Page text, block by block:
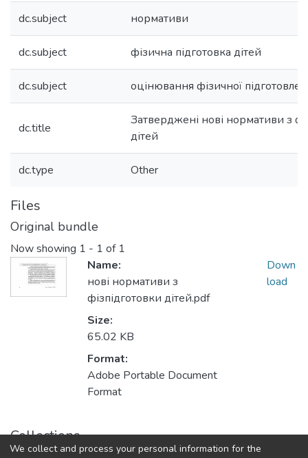
dc.subject нормативи
dc.subject фізична підготовка дітей
dc.subject оцінювання фізичної
dc.title
Затверджені нові нормативи з
дітей
dc.type Other
Files
Original bundle
Now showing 1 - 1 of 1
Name:
нові нормативи з
фізпідготовки дітей.pdf
Size:
65.02 KB
Format:
Adobe Portable Document
Format
Down
load
Collections
We collect and process your personal information for the